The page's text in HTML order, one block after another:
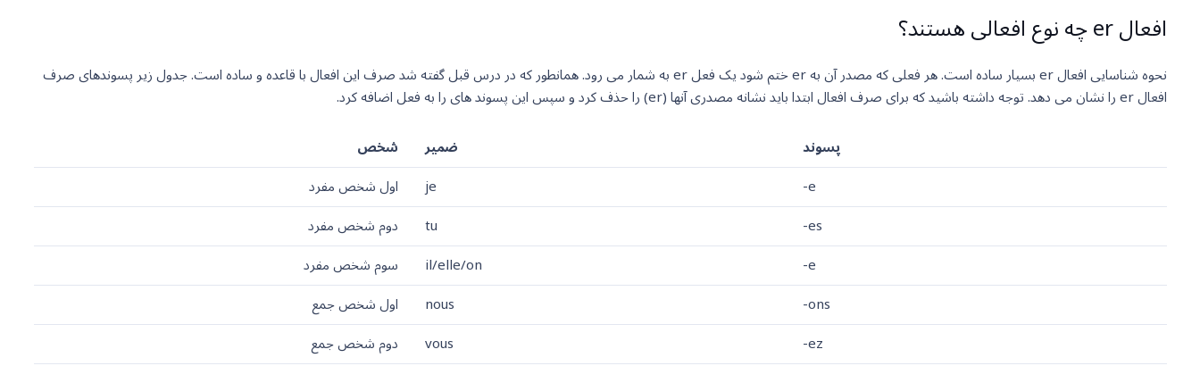
افعال er چه نوع افعالی هستند؟
نحوه شناسایی افعال er بسیار ساده است. هر فعلی که مصدر آن به er ختم شود یک فعل er به شمار می رود. همانطور که در درس قبل گفته شد صرف این افعال با قاعده و ساده است. جدول زیر پسوندهای صرف
افعال er را نشان می دهد. توجه داشته باشید که برای صرف افعال ابتدا باید نشانه مصدری آنها (er) را حذف کرد و سپس این پسوند های را به فعل اضافه کرد.
پسوند
ضمیر
شخص
-e
je
اول شخص مفرد
-es
tu
دوم شخص مفرد
-e
il/elle/on
سوم شخص مفرد
-ons
nous
اول شخص جمع
-ez
vous
دوم شخص جمع